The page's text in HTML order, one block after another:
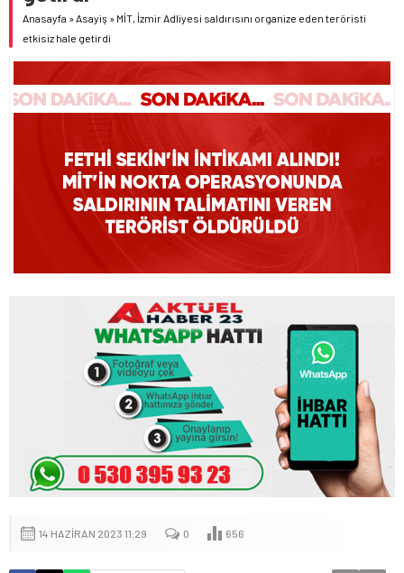
6.584,66
Anasayfa »Asayiş » MİT, İzmir Adliyesi saldırısını organize eden teröristi
etkisiz hale getirdi
14 HAZIRAN 2023 11:29 0 656